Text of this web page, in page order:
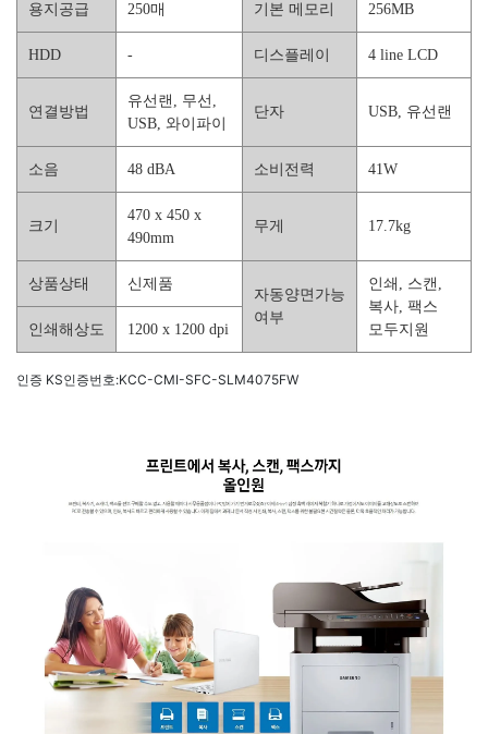
용지공급 250매 기본 메모리 256MB
HDD - 디스플레이 4 line LCD
연결방법
유선랜, 무선,
USB, 와이파이
단자 USB, 유선랜
소음 48 dBA 소비전력 41W
크기
470 x 450 x
490mm
무게 17.7kg
상품상태 신제품
자동양면가능
여부
인쇄, 스캔,
복사, 팩스
모두지원
인쇄해상도 1200 x 1200 dpi
인증 KS인증번호:KCC-CMI-SFC-SLM4075FW